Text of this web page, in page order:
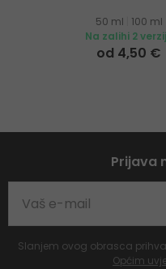
50 ml
100 ml
Na zalihi 2
od 4,50 €
Prijava
Slanjem ovog obrasca
Općim